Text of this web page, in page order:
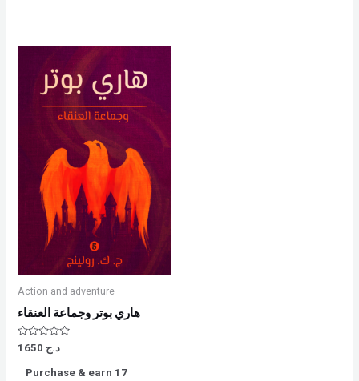
Action and adventure
هاري بوتر وجماعة العنقاء
Rated
of
د.ج
Purchase & earn 17